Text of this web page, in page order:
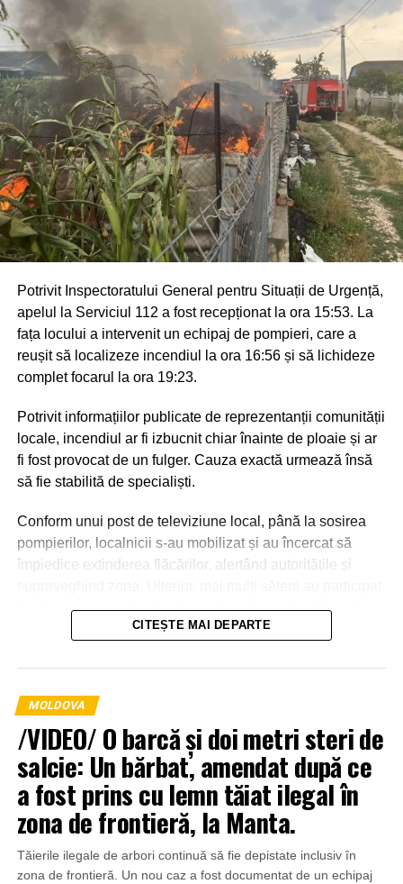
Potrivit Inspectoratului General pentru Situații de Urgență,
apelul la Serviciul 112 a fost recepționat la ora 15:53. La
fața locului a intervenit un echipaj de pompieri, care a
reușit să localizeze incendiul la ora 16:56 și să lichideze
complet focarul la ora 19:23.
Potrivit informațiilor publicate de reprezentanții comunității
locale, incendiul ar fi izbucnit chiar înainte de ploaie și ar
fi fost provocat de un fulger. Cauza exactă urmează însă
să fie stabilită de specialiști.
Conform unui post de televiziune local, până la sosirea
pompierilor, localnicii s-au mobilizat și au încercat să
împiedice extinderea flăcărilor, alertând autoritățile și
la intervenție, punând la dispoziția salvatorilor tehnică
agricolă și transportând apă pentru stingerea incendiului.
CITEȘTE MAI DEPARTE
MOLDOVA
/VIDEO/ O barcă și doi metri steri de
salcie: Un bărbat, amendat după ce
a fost prins cu lemn tăiat ilegal în
zona de frontieră, la Manta.
Tăierile ilegale de arbori continuă să fie depistate inclusiv în
zona de frontieră. Un nou caz a fost documentat de un echipaj